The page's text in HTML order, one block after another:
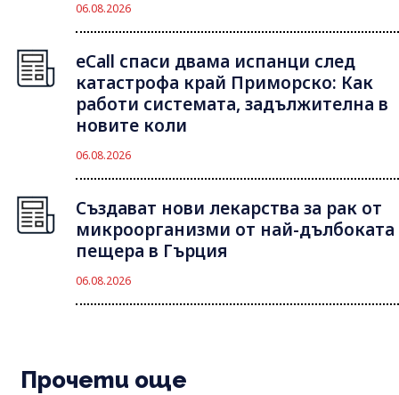
06.08.2026
eCall спаси двама испанци след
катастрофа край Приморско: Как
работи системата, задължителна в
новите коли
06.08.2026
Създават нови лекарства за рак от
микроорганизми от най-дълбоката
пещера в Гърция
06.08.2026
Прочети още